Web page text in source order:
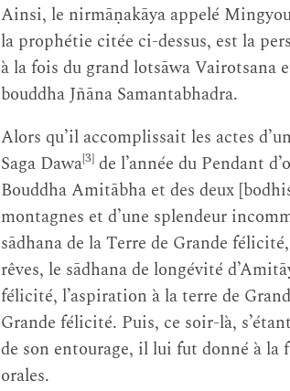
Ainsi, le nirmāṇakāya appelé
la prophétie citée ci-dessus, est la
à la fois du grand lotsāwa Vairotsana
bouddha Jñāna Samantabhadra.
Alors qu’il accomplissait les actes
Saga Dawa[3] de l’année du Pendant
Bouddha Amitābha et des deux
montagnes et d’une splendeur
sādhana de la Terre de Grande
rêves, le sādhana de longévité
félicité, l’aspiration à la terre de
Grande félicité. Puis, ce soir-là,
de son entourage, il lui fut donné à la
orales.